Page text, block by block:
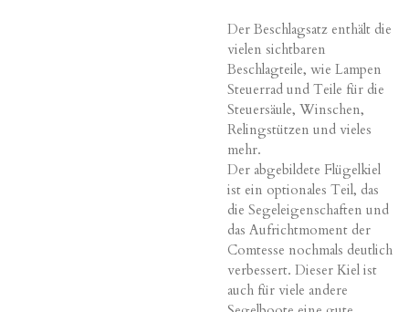
Der Beschlagsatz enthält die
vielen sichtbaren
Beschlagteile, wie Lampen
Steuerrad und Teile für die
Steuersäule, Winschen,
Relingstützen und vieles
mehr.
Der abgebildete Flügelkiel
ist ein optionales Teil, das
die Segeleigenschaften und
das Aufrichtmoment der
Comtesse nochmals deutlich
verbessert. Dieser Kiel ist
auch für viele andere